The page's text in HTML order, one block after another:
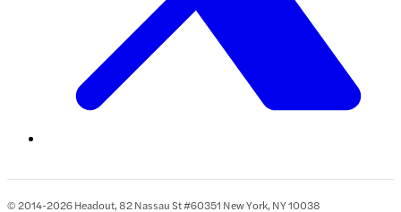
© 2014-2026 Headout, 82 Nassau St #60351 New York, NY 10038